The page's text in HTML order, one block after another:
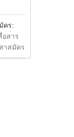
คร:
อสาร
าสมัคร